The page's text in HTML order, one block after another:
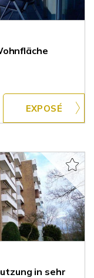
in sehr